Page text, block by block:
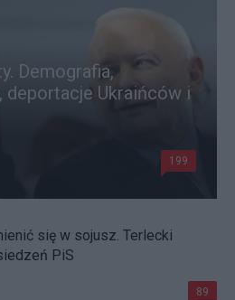
Demografia,
deportacje Ukraińców i
199
się w sojusz. Terlecki
PiS
89